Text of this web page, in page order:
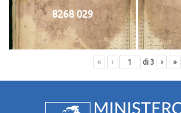
8268 029
« ‹ di 3 › »